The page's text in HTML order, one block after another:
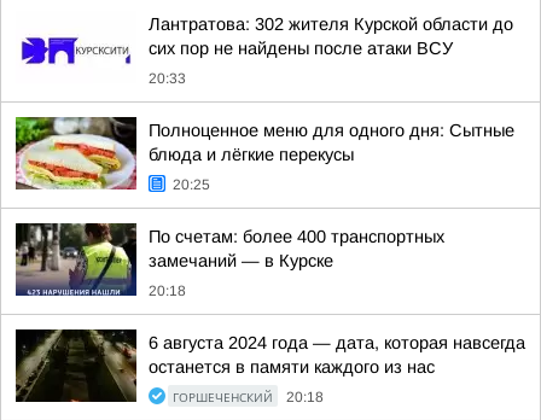
Лантратова: 302 жителя Курской области до
сих пор не найдены после атаки ВСУ
20:33
Полноценное меню для одного дня: Сытные
блюда и лёгкие перекусы
20:25
По счетам: более 400 транспортных
замечаний — в Курске
20:18
6 августа 2024 года — дата, которая навсегда
останется в памяти каждого из нас
ГОРШЕЧЕНСКИЙ 20:18